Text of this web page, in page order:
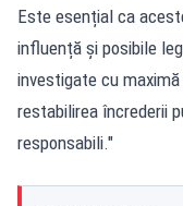
Este esențial ca
influență și posibile
investigate cu
restabilirea încrederii
responsabili."